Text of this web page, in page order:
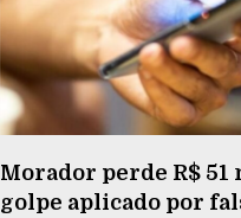
Morador perde R$ 51
golpe aplicado por